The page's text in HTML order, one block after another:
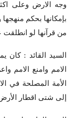
وجه الارض وعلى
بإمكانها بحكم
من قرآنها لو
السيد القائد : كان
الامم وامنع الامم
الأمة المصلحة في
إلى شتى اقطار